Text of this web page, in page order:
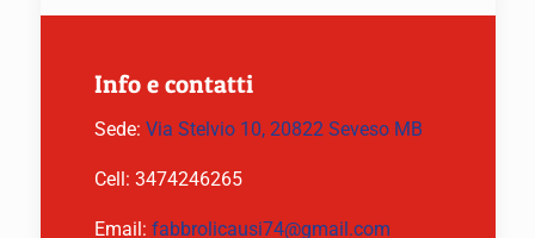
Info e contatti
Sede: Via Stelvio 10, 20822 Seveso MB
Cell: 3474246265
Email: fabbrolicausi74@gmail.com